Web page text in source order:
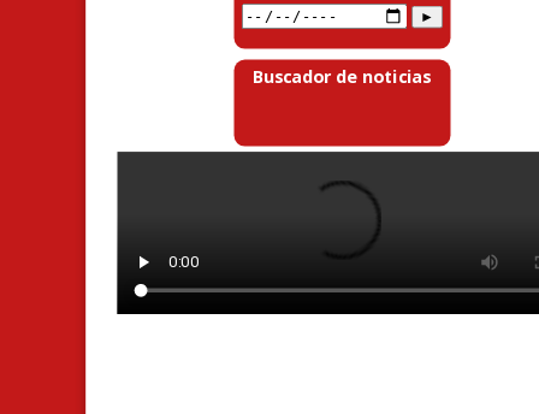
Buscador de noticias